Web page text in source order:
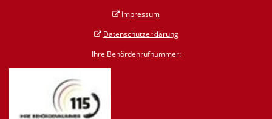
Impressum
Datenschutzerklärung
Ihre Behördenrufnummer: